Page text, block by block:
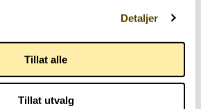
Detaljer
Tillat alle
Tillat utvalg
83 00
tir-fre kl. 09:00-14:00